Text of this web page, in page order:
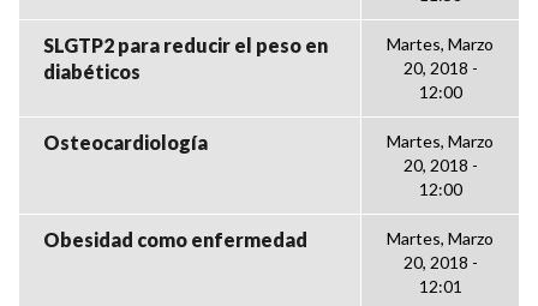
SLGTP2 para reducir el peso en
diabéticos
Martes, Marzo
20, 2018 -
12:00
Osteocardiología
Martes, Marzo
20, 2018 -
12:00
Obesidad como enfermedad
Martes, Marzo
20, 2018 -
12:01